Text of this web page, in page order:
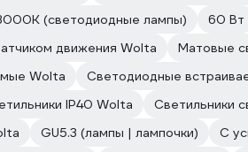
(светодиодные лампы) 60 Вт
движения Wolta
Матовые
Wolta Светодиодные
IP40 Wolta Светильники
GU5.3 (лампы | лампочки) С